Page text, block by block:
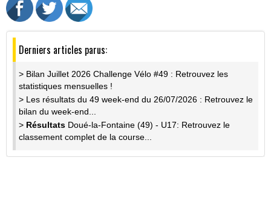
Derniers articles parus:
> Bilan Juillet 2026 Challenge Vélo #49 : Retrouvez les
statistiques mensuelles !
> Les résultats du 49 week-end du 26/07/2026 : Retrouvez le
bilan du week-end...
> Résultats Doué-la-Fontaine (49) - U17: Retrouvez le
classement complet de la course...